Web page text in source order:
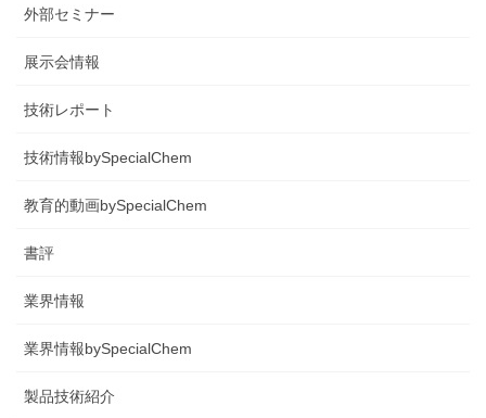
外部セミナー
展示会情報
技術レポート
技術情報bySpecialChem
教育的動画bySpecialChem
書評
業界情報
業界情報bySpecialChem
製品技術紹介